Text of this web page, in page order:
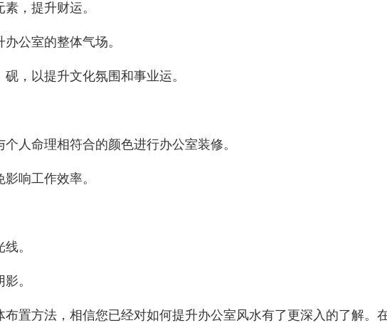
，提升财运。
公室的整体气场。
，以提升文化氛围和事业运。
人命理相符合的颜色进行办公室装修。
响工作效率。
。
。
置方法，相信您已经对如何提升办公室风水有了更深入的了解。